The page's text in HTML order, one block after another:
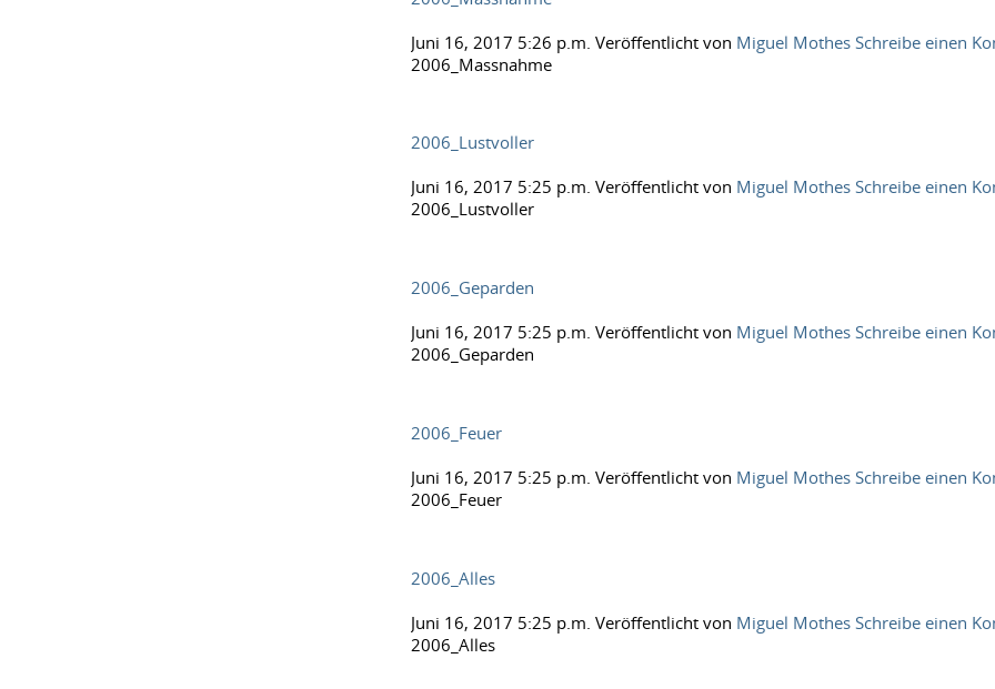
Juni 16, 2017 5:26 p.m. Veröffentlicht von Miguel Mothes Schreibe einen
2006_Massnahme
2006_Lustvoller
Juni 16, 2017 5:25 p.m. Veröffentlicht von Miguel Mothes Schreibe einen
2006_Lustvoller
2006_Geparden
Juni 16, 2017 5:25 p.m. Veröffentlicht von Miguel Mothes Schreibe einen
2006_Geparden
2006_Feuer
Juni 16, 2017 5:25 p.m. Veröffentlicht von Miguel Mothes Schreibe einen
2006_Feuer
2006_Alles
Juni 16, 2017 5:25 p.m. Veröffentlicht von Miguel Mothes Schreibe einen
2006_Alles